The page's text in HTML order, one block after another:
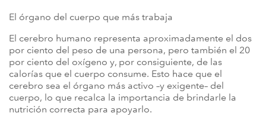
El órgano del cuerpo que más trabaja
El cerebro humano representa aproximadamente el dos
por ciento del peso de una persona, pero también el 20
por ciento del oxígeno y, por consiguiente, de las
calorías que el cuerpo consume. Esto hace que el
cerebro sea el órgano más activo –y exigente– del
cuerpo, lo que recalca la importancia de brindarle la
nutrición correcta para apoyarlo.